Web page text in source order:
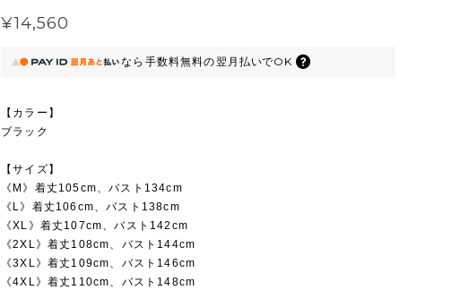
¥14,560
なら 手数料無料の翌月払いでOK
【カラー】
ブラック
【サイズ】
《M》着丈105cm、バスト134cm
《L》着丈106cm、バスト138cm
《XL》着丈107cm、バスト142cm
《2XL》着丈108cm、バスト144cm
《3XL》着丈109cm、バスト146cm
《4XL》着丈110cm、バスト148cm